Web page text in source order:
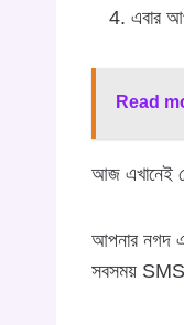
এবার
Read
আজ এখানেই
আপনার নগদ
সবসময় SMS